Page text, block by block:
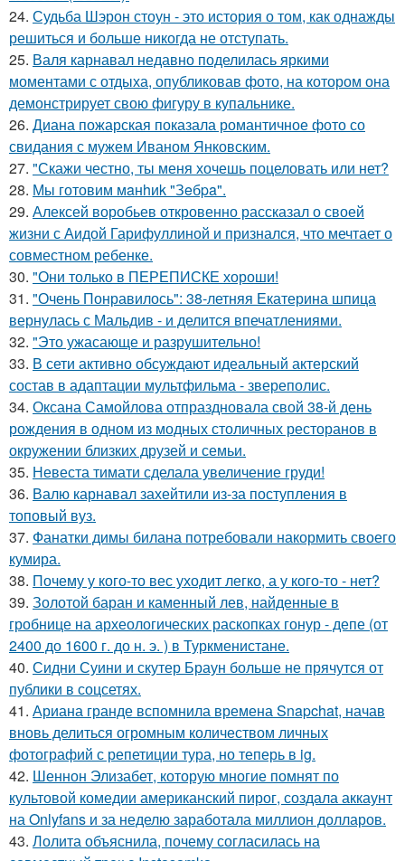
24. Судьба Шэрон стоун - это история о том, как однажды
решиться и больше никогда не отступать.
25. Валя карнавал недавно поделилась яркими
моментами с отдыха, опубликовав фото, на котором она
демонстрирует свою фигуру в купальнике.
26. Диана пожарская показала романтичное фото со
свидания с мужем Иваном Янковским.
27. "Скажи честно, ты меня хочешь поцеловать или нет?
28. Мы готовим мaнhиk "Зeбpa".
29. Алексей воробьев откровенно рассказал о своей
жизни с Аидой Гарифуллиной и признался, что мечтает о
совместном ребенке.
30. "Они только в ПЕРЕПИСКЕ хороши!
31. "Очень Понравилось": 38-летняя Екатерина шпица
вернулась с Мальдив - и делится впечатлениями.
32. "Это ужасающе и разрушительно!
33. В сети активно обсуждают идеальный актерский
состав в адаптации мультфильма - звереполис.
34. Оксана Самойлова отпраздновала свой 38-й день
рождения в одном из модных столичных ресторанов в
окружении близких друзей и семьи.
35. Невеста тимати сделала увеличение груди!
36. Валю карнавал захейтили из-за поступления в
топовый вуз.
37. Фанатки димы билана потребовали накормить своего
кумира.
38. Почему у кого-то вес уходит легко, а у кого-то - нет?
39. Золотой баран и каменный лев, найденные в
гробнице на археологических раскопках гонур - депе (от
2400 до 1600 г. до н. э. ) в Туркменистане.
40. Сидни Суини и скутер Браун больше не прячутся от
публики в соцсетях.
41. Ариана гранде вспомнила времена Snapchat, начав
вновь делиться огромным количеством личных
фотографий с репетиции тура, но теперь в ig.
42. Шеннон Элизабет, которую многие помнят по
культовой комедии американский пирог, создала аккаунт
на Onlyfans и за неделю заработала миллион долларов.
43. Лолита объяснила, почему согласилась на